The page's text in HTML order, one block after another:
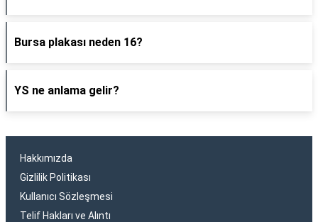
Bursa plakası neden 16?
YS ne anlama gelir?
Hakkımızda
Gizlilik Politikası
Kullanıcı Sözleşmesi
Telif Hakları ve Alıntı